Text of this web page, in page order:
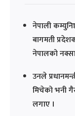
नेपाली
बागमती
नेपालको
उनले
मिचेको भनी
लगाए ।